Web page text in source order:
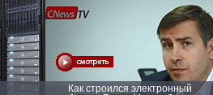
Как строился электронный